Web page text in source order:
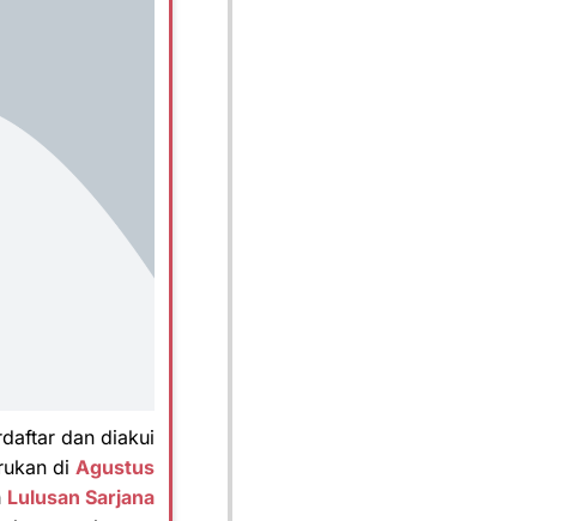
dan diakui
di Agustus
Lulusan Sarjana